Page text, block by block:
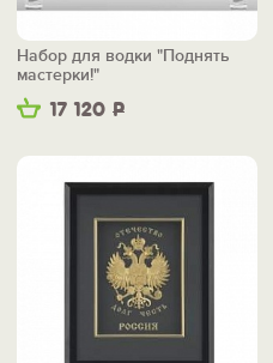
17 120 Р
Набор для водки "Поднять
мастерки!"